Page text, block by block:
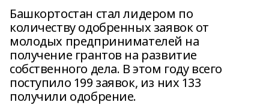
Башкортостан стал лидером по
количеству одобренных заявок от
молодых предпринимателей на
получение грантов на развитие
собственного дела. В этом году всего
поступило 199 заявок, из них 133
получили одобрение.